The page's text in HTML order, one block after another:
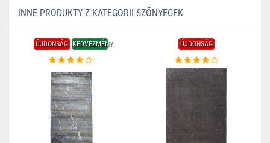
INNE PRODUKTY Z KATEGORII SZŐNYEGEK
ÚJDONSÁG KEDVEZMÉNY ÚJDONSÁG